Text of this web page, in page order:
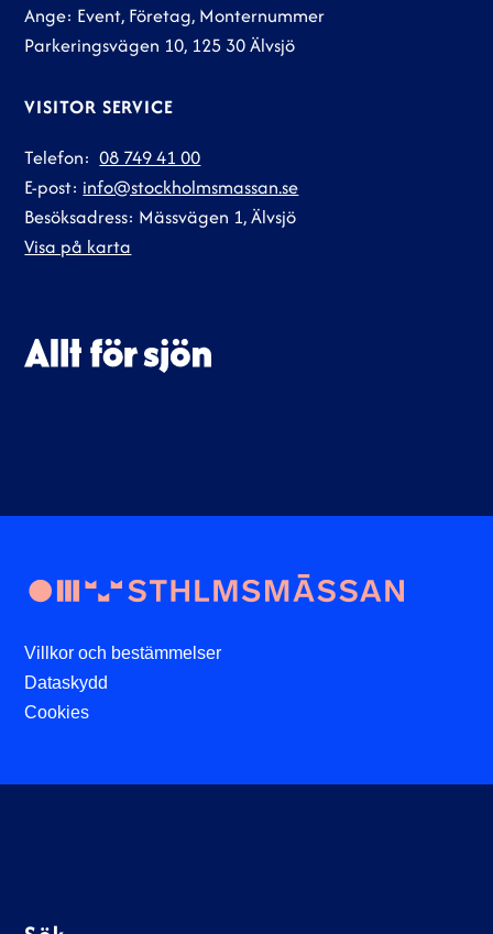
Ange: Event, Företag, Monternummer
Parkeringsvägen 10, 125 30 Älvsjö
VISITOR SERVICE
Telefon:08 749 41 00
E-post: info@stockholmsmassan.se
Besöksadress: Mässvägen 1, Älvsjö
Visa på karta
Villkor och bestämmelser
Dataskydd
Cookies